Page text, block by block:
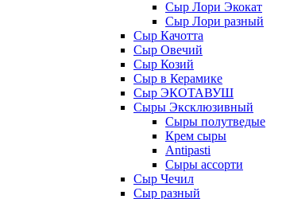
Сыр Лори Экокат
Сыр Лори разный
Сыр Качотта
Сыр Овечий
Сыр Козий
Сыр в Керамике
Сыр ЭКОТАВУШ
Сыры Эксклюзивный
Сыры полутведые
Крем сыры
Antipasti
Сыры ассорти
Сыр Чечил
Сыр разный